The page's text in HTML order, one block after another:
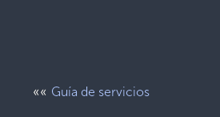
«« Guía de servicios